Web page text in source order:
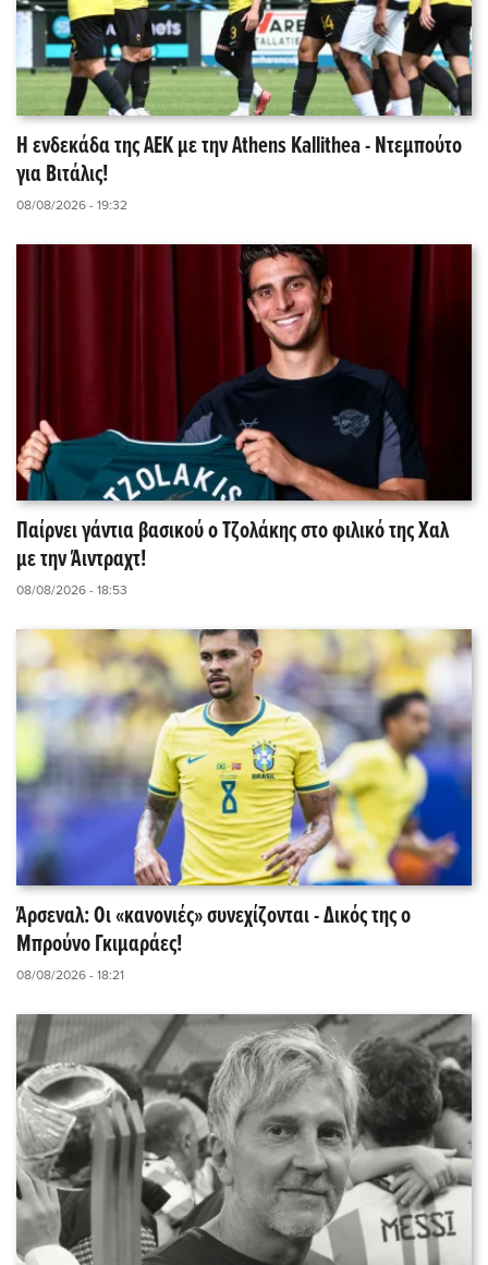
Η ενδεκάδα της ΑΕΚ με την Athens Kallithea - Ντεμπούτο
για Βιτάλις!
08/08/2026 - 19:32
Παίρνει γάντια βασικού ο Τζολάκης στο φιλικό της Χαλ
με την Άιντραχτ!
08/08/2026 - 18:53
Άρσεναλ: Οι «κανονιές» συνεχίζονται - Δικός της ο
Μπρούνο Γκιμαράες!
08/08/2026 - 18:21